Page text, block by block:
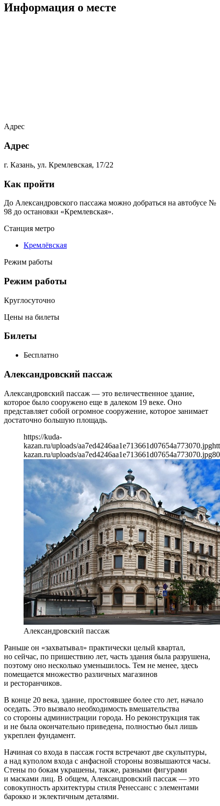
Информация о месте
Адрес
Адрес
г. Казань, ул. Кремлевская, 17/22
Как пройти
До Александровского пассажа можно добраться на автобусе №
98 до остановки «Кремлевская».
Станция метро
Кремлёвская
Режим работы
Режим работы
Круглосуточно
Цены на билеты
Билеты
Бесплатно
Александровский пассаж
Александровский пассаж — это величественное здание,
которое было сооружено еще в далеком 19 веке. Оно
представляет собой огромное сооружение, которое занимает
достаточно большую площадь.
https://kuda-
kazan.ru/uploads/aa7ed4246aa1e713661d07654a773070.jpg
kazan.ru/uploads/aa7ed4246aa1e713661d07654a773070.jpg
Александровский пассаж
Раньше он «захватывал» практически целый квартал,
но сейчас, по пришествию лет, часть здания была разрушена,
поэтому оно несколько уменьшилось. Тем не менее, здесь
помещается множество различных магазинов
и ресторанчиков.
В конце 20 века, здание, простоявшее более сто лет, начало
оседать. Это вызвало необходимость вмешательства
со стороны администрации города. Но реконструкция так
и не была окончательно приведена, полностью был лишь
укреплен фундамент.
Начиная со входа в пассаж гостя встречают две скульптуры,
а над куполом входа с анфасной стороны возвышаются часы.
Стены по бокам украшены, также, разными фигурами
и масками лиц. В общем, Александровский пассаж — это
совокупность архитектуры стиля Ренессанс с элементами
барокко и эклектичным деталями.